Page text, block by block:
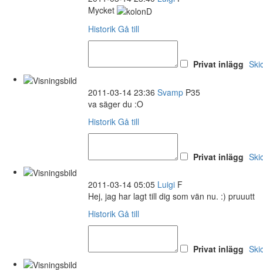
Mycket
Historik Gå till
Privat inlägg
2011-03-14 23:36 Svamp P35
va säger du :O
Historik Gå till
Privat inlägg
2011-03-14 05:05 Luigi F
Hej, jag har lagt till dig som vän nu. :) pruuutt
Historik Gå till
Privat inlägg